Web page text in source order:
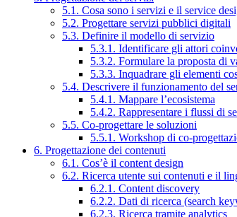
5.1. Cosa sono i servizi e il service
5.2. Progettare servizi pubblici digitali
5.3. Definire il modello di servizio
5.3.1. Identificare gli attori
5.3.2. Formulare la proposta di
5.3.3. Inquadrare gli elementi
5.4. Descrivere il funzionamento del
5.4.1. Mappare l’ecosistema
5.4.2. Rappresentare i flussi di
5.5. Co-progettare le soluzioni
5.5.1. Workshop di co-
6. Progettazione dei contenuti
6.1. Cos’è il content design
6.2. Ricerca utente sui contenuti e il
6.2.1. Content discovery
6.2.2. Dati di ricerca (search
6.2.3. Ricerca tramite analytics